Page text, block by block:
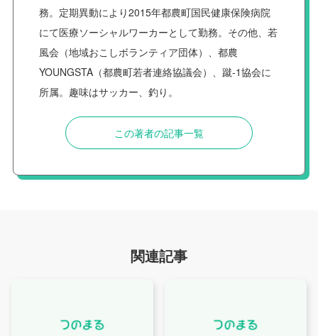
務。定期異動により2015年都農町国民健康保険病院
にて医療ソーシャルワーカーとして勤務。その他、若
風会（地域おこしボランティア団体）、都農
YOUNGSTA（都農町若者連絡協議会）、蹴-1協会に
所属。趣味はサッカー、釣り。
この著者の記事一覧
関連記事